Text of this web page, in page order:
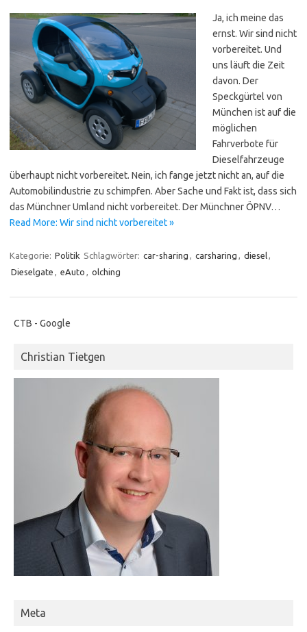
Ja, ich meine das
ernst. Wir sind nicht
vorbereitet. Und
uns läuft die Zeit
davon. Der
Speckgürtel von
München ist auf die
möglichen
Fahrverbote für
Dieselfahrzeuge
überhaupt nicht vorbereitet. Nein, ich fange jetzt nicht an, auf die
Automobilindustrie zu schimpfen. Aber Sache und Fakt ist, dass sich
das Münchner Umland nicht vorbereitet. Der Münchner ÖPNV…
Read More: Wir sind nicht vorbereitet »
Kategorie: Politik Schlagwörter: car-sharing carsharing diesel
Dieselgate
eAuto olching
CTB - Google
Christian Tietgen
Meta